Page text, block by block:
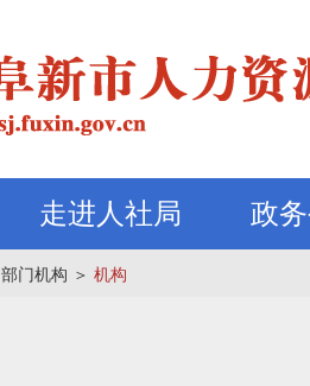
走进人社局 政
部门机构 ＞ 机构